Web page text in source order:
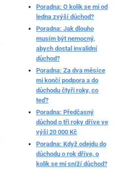
Poradna: O kolik se mi od
ledna zvýší důchod?
Poradna: Jak dlouho
musím být nemocný,
abych dostal invalidní
důchod?
Poradna: Za dva měsíce
mi končí podpora a do
důchodu čtyři roky, co
teď?
Poradna: Předčasný
důchod o tři roky dříve ve
výši 20 000 Kč
Poradna: Když odejdu do
důchodu o rok dříve, o
kolik se mi sníží důchod?